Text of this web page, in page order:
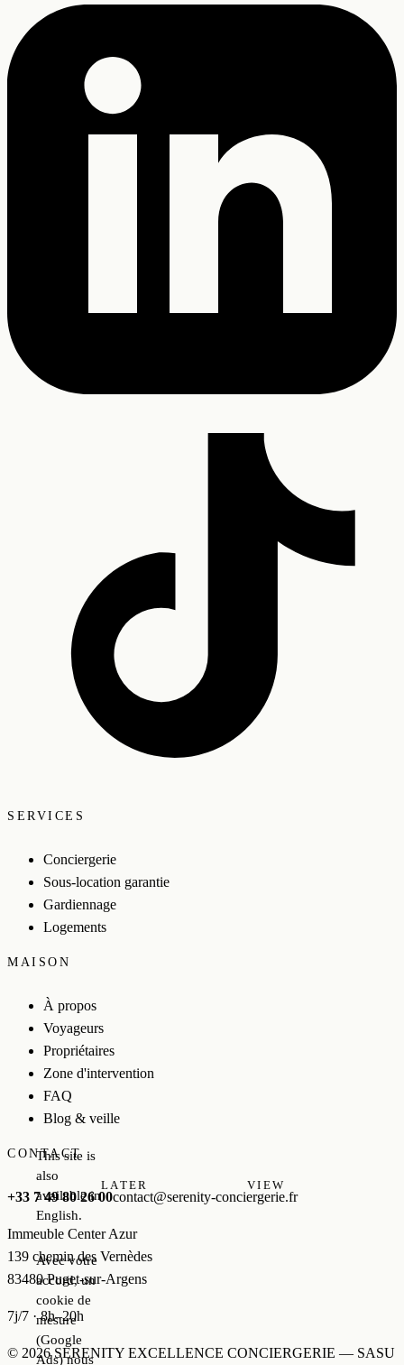
SERVICES
Conciergerie
Sous-location garantie
Gardiennage
Logements
MAISON
À propos
Voyageurs
Propriétaires
Zone d'intervention
FAQ
Blog & veille
CONTACT
+33 7 49 80 26 00contact@serenity-conciergerie.fr
Immeuble Center Azur
139 chemin des Vernèdes
83480 Puget-sur-Argens
7j/7 · 8h–20h
© 2026 SERENITY EXCELLENCE CONCIERGERIE — SASU
This site is
also
available in
English.
LATER VIEW
Avec votre
accord, un
cookie de
mesure
(Google
Ads) nous